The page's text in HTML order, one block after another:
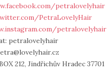
petralovelyhair
PetraLovelyHair
petralovelyhair
petralovelyhair
212, Jindřichův Hradec 37701